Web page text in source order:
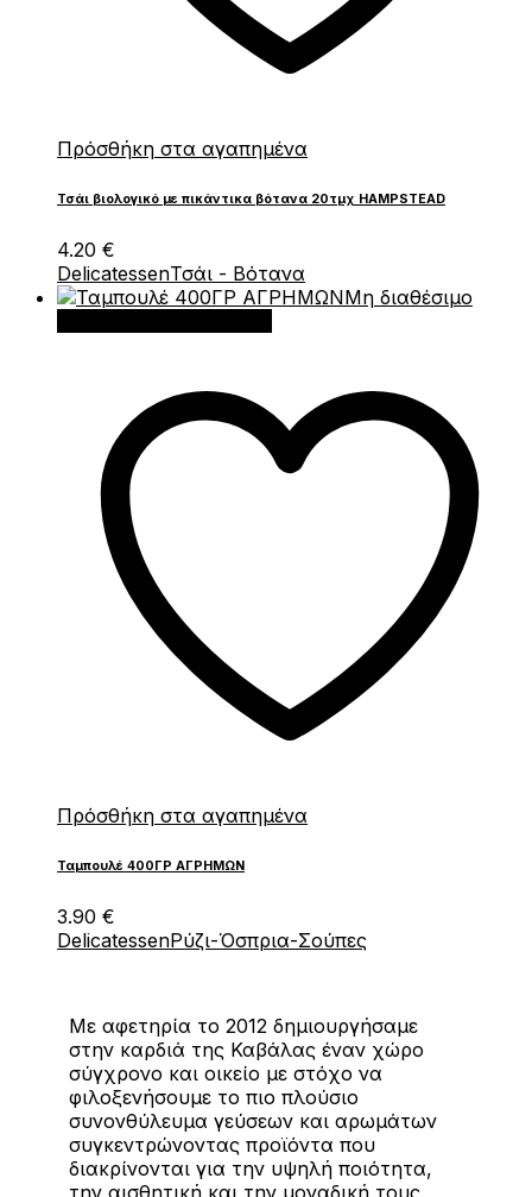
Πρόσθήκη στα αγαπημένα
Τσάι βιολογικό με πικάντικα βότανα 20τμχ HAMPSTEAD
4.20 €
DelicatessenΤσάι - Βότανα
Μη διαθέσιμο
Πρόσθήκη στα αγαπημένα
Ταμπουλέ 400ΓΡ ΑΓΡΗΜΩΝ
3.90 €
DelicatessenΡύζι-Όσπρια-Σούπες
Με αφετηρία το 2012 δημιουργήσαμε
στην καρδιά της Καβάλας έναν χώρο
σύγχρονο και οικείο με στόχο να
φιλοξενήσουμε το πιο πλούσιο
συνονθύλευμα γεύσεων και αρωμάτων
συγκεντρώνοντας προϊόντα που
διακρίνονται για την υψηλή ποιότητα,
την αισθητική και την μοναδική τους